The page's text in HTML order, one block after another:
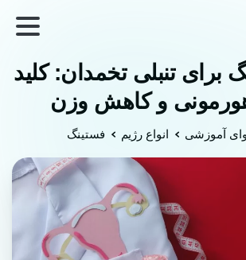
برای تنبلی تخمدان: کلید
و کاهش وزن
آموزشی انواع رژیم فستینگ